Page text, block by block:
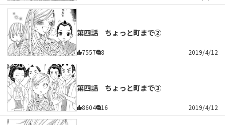
第四話 ちょっと町まで②
7557 8 2019/4/12
第四話 ちょっと町まで③
8604 16 2019/4/12